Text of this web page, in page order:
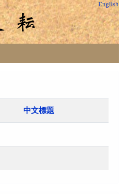
English
中文標題